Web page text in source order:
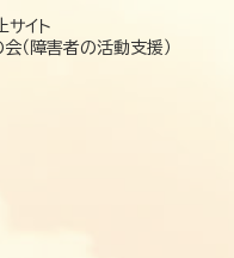
サイト
（障害者の活動支援）